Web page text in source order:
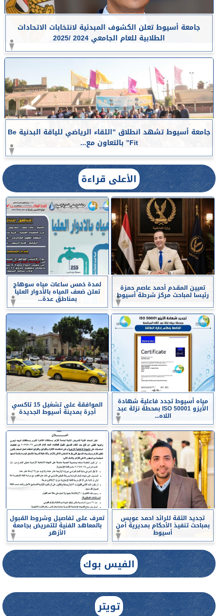
جامعة أسيوط تعلن الكشوف المبدئية لانتخابات الاتحادات
الطلابية للعام الجامعي 2024 /2025
جامعة أسيوط تشهد انطلاق ”اللقاء الرياضي للياقة البدنية Be
Fit” بالتعاون مع...
الأعلى قراءة
تعيين المقدم أحمد عاصم حمزة
رئيسا لمباحث مركز شرطة أسيوط
لمدة خمس ساعات مياه سوهاج
تعلن ضعف المياه بالأدوار العليا
بمناطق عدة...
مياه أسيوط تجدد فاعلية شهادة
الأيزو ISO 50001 بمحطة نزلة عبد
اللاه...
الموافقة على تشغيل 15 تاكسي
أجرة بمدينة أسيوط الجديدة
تجديد الثقة للرائد احمد عويس
بمباحث تنفيذ الأحكام بمديرية أمن
أسيوط
تعرف على تفاصيل وشروط القبول
بالمعاهد الفنية للتمريض بجامعة
الأزهر
الفيس بوك
تويتر